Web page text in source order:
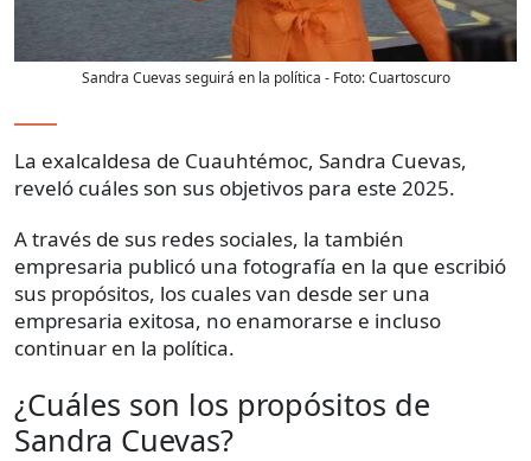
Sandra Cuevas seguirá en la política - Foto:Cuartoscuro
La exalcaldesa de Cuauhtémoc, Sandra Cuevas,
reveló cuáles son sus objetivos para este 2025.
A través de sus redes sociales, la también
empresaria publicó una fotografía en la que escribió
sus propósitos, los cuales van desde ser una
empresaria exitosa, no enamorarse e incluso
continuar en la política.
¿Cuáles son los propósitos de
Sandra Cuevas?